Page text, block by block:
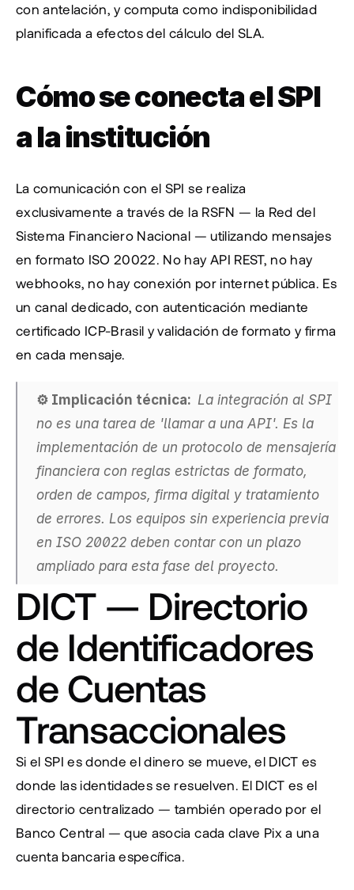
con antelación, y computa como indisponibilidad
planificada a efectos del cálculo del SLA.
Cómo se conecta el SPI
a la institución
La comunicación con el SPI se realiza
exclusivamente a través de la RSFN — la Red del
Sistema Financiero Nacional — utilizando mensajes
en formato ISO 20022. No hay API REST, no hay
webhooks, no hay conexión por internet pública. Es
un canal dedicado, con autenticación mediante
certificado ICP-Brasil y validación de formato y firma
en cada mensaje.
⚙️ Implicación técnica: La integración al SPI
no es una tarea de 'llamar a una API'. Es la
implementación de un protocolo de mensajería
financiera con reglas estrictas de formato,
orden de campos, firma digital y tratamiento
de errores. Los equipos sin experiencia previa
en ISO 20022 deben contar con un plazo
ampliado para esta fase del proyecto.
DICT — Directorio
de Identificadores
de Cuentas
Transaccionales
Si el SPI es donde el dinero se mueve, el DICT es
donde las identidades se resuelven. El DICT es el
directorio centralizado — también operado por el
Banco Central — que asocia cada clave Pix a una
cuenta bancaria específica.